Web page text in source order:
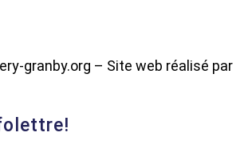
granby.org – Site web réalisé par